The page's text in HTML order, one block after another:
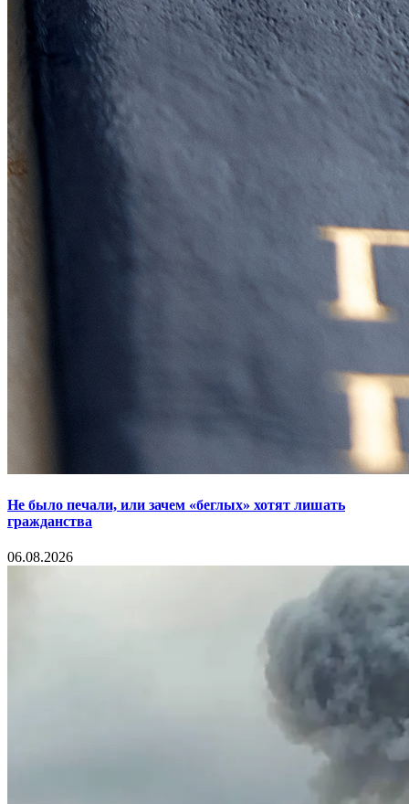
Не было печали, или зачем «беглых» хотят лишать
гражданства
06.08.2026